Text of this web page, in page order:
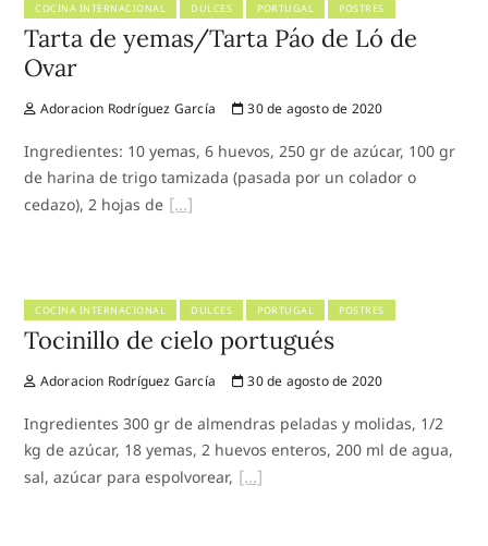
COCINA INTERNACIONAL DULCES PORTUGAL POSTRES
Tarta de yemas/Tarta Páo de Ló de
Ovar
Adoracion Rodríguez García 30 de agosto de 2020
Ingredientes: 10 yemas, 6 huevos, 250 gr de azúcar, 100 gr
de harina de trigo tamizada (pasada por un colador o
cedazo), 2 hojas de
COCINA INTERNACIONAL DULCES PORTUGAL POSTRES
Tocinillo de cielo portugués
Adoracion Rodríguez García 30 de agosto de 2020
Ingredientes 300 gr de almendras peladas y molidas, 1/2
kg de azúcar, 18 yemas, 2 huevos enteros, 200 ml de agua,
sal, azúcar para espolvorear,